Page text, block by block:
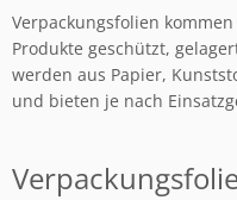
Verpackungsfolien
Produkte geschützt,
werden aus Papier,
und bieten je nach